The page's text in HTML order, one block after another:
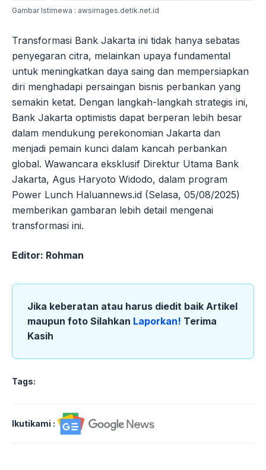
Gambar Istimewa : awsimages.detik.net.id
Transformasi Bank Jakarta ini tidak hanya sebatas
penyegaran citra, melainkan upaya fundamental
untuk meningkatkan daya saing dan mempersiapkan
diri menghadapi persaingan bisnis perbankan yang
semakin ketat. Dengan langkah-langkah strategis ini,
Bank Jakarta optimistis dapat berperan lebih besar
dalam mendukung perekonomian Jakarta dan
menjadi pemain kunci dalam kancah perbankan
global. Wawancara eksklusif Direktur Utama Bank
Jakarta, Agus Haryoto Widodo, dalam program
Power Lunch Haluannews.id (Selasa, 05/08/2025)
memberikan gambaran lebih detail mengenai
transformasi ini.
Editor: Rohman
Jika keberatan atau harus diedit baik Artikel
maupun foto Silahkan Laporkan! Terima
Kasih
Tags:
Ikutikami :